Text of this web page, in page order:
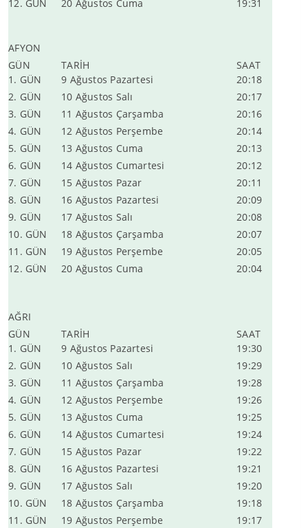
12. GÜN
20 Ağustos Cuma 19:31
AFYON
GÜN
TARİH
SAAT
1. GÜN
9 Ağustos Pazartesi
20:18
2. GÜN
10 Ağustos Salı
20:17
3. GÜN
11 Ağustos Çarşamba
20:16
4. GÜN
12 Ağustos Perşembe
20:14
5. GÜN
13 Ağustos Cuma
20:13
6. GÜN
14 Ağustos Cumartesi
20:12
7. GÜN
15 Ağustos Pazar
20:11
8. GÜN
16 Ağustos Pazartesi
20:09
9. GÜN
17 Ağustos Salı
20:08
10. GÜN
18 Ağustos Çarşamba
20:07
11. GÜN
19 Ağustos Perşembe
20:05
12. GÜN
20 Ağustos Cuma 20:04
AĞRI
GÜN
TARİH
SAAT
1. GÜN
9 Ağustos Pazartesi
19:30
2. GÜN
10 Ağustos Salı
19:29
3. GÜN
11 Ağustos Çarşamba
19:28
4. GÜN
12 Ağustos Perşembe
19:26
5. GÜN
13 Ağustos Cuma
19:25
6. GÜN
14 Ağustos Cumartesi
19:24
7. GÜN
15 Ağustos Pazar
19:22
8. GÜN
16 Ağustos Pazartesi
19:21
9. GÜN
17 Ağustos Salı
19:20
10. GÜN
18 Ağustos Çarşamba
19:18
11. GÜN
19 Ağustos Perşembe
19:17